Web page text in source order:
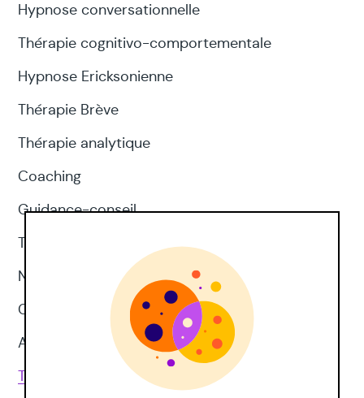
Hypnose conversationnelle
Thérapie cognitivo-comportementale
Hypnose Ericksonienne
Thérapie Brève
Thérapie analytique
Coaching
Guidance-conseil
Thérapie d'acceptation et d'engagement
Neuropsychologie
CNV
Approches corporelles
Toutes les techniques